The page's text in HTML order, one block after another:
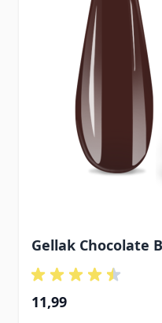
Gellak Chocolate
11,99